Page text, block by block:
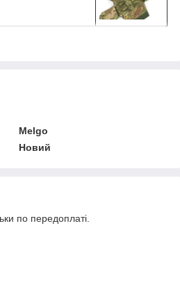
Melgo
Новий
по передоплаті.